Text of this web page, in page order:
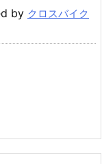
by クロスバイク